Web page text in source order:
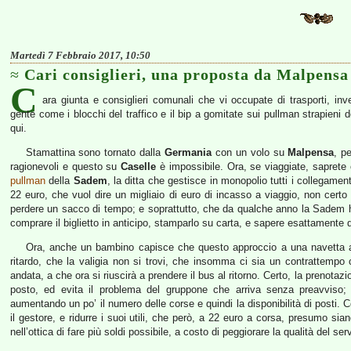
Martedì 7 Febbraio 2017, 10:50
Cari consiglieri, una proposta da Malpensa
C
ara giunta e consiglieri comunali che vi occupate di trasporti,
gente come i blocchi del traffico e il bip a gomitate sui pullman strapieni
qui.
Stamattina sono tornato dalla Germaniacon un volo su Malpensa,
ragionevoli e questo suCaselle è impossibile. Ora, se viaggiate, saprete
pullman della Sadem, la ditta che gestisce in monopolio tutti i
22 euro, che vuol dire un migliaio di euro di incasso a viaggio, non
perdere un sacco di tempo; e soprattutto, che da qualche anno la
comprare il biglietto in anticipo, stamparlo su carta, e sapere esattamente
Ora, anche un bambino capisce che questo approccio a una
ritardo, che la valigia non si trovi, che insomma ci sia un
andata, a che ora si riuscirà a prendere il bus al ritorno. Certo, la
posto, ed evita il problema del gruppone che arriva senza
aumentando un po’ il numero delle corse e quindi la disponibilità di posti.
il gestore, e ridurre i suoi utili, che però, a 22 euro a corsa, presumo
nell’ottica di fare più soldi possibile, a costo di peggiorare la qualità del